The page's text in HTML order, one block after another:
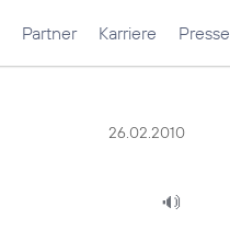
Partner Karriere Presse
26.02.2010